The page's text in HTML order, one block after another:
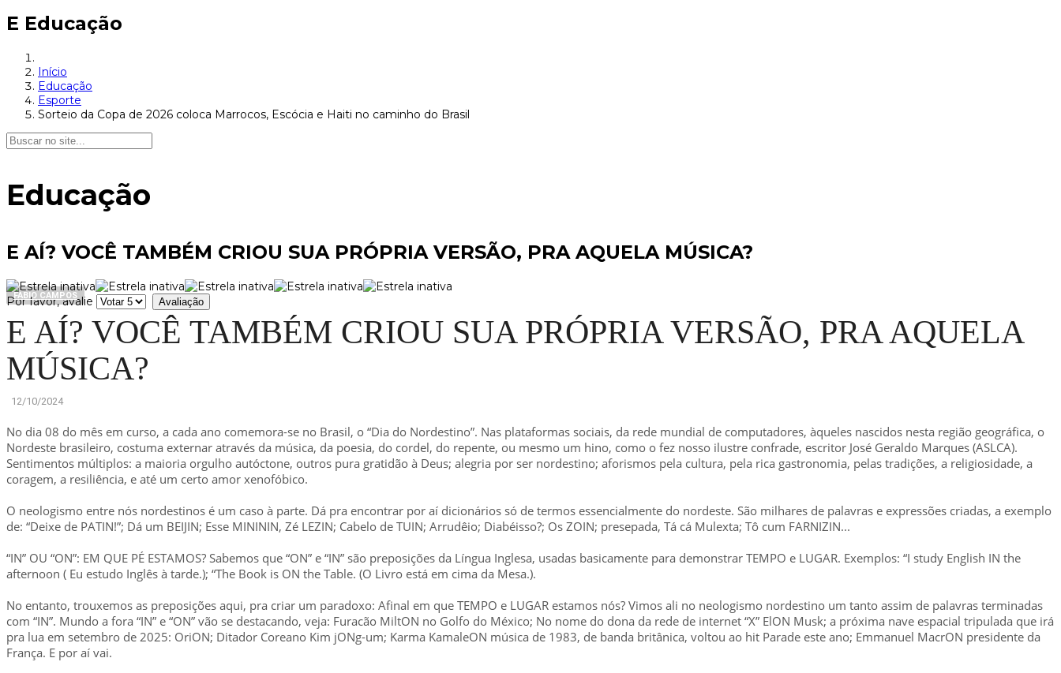
E Educação
Início
Educação
Esporte
Sorteio da Copa de 2026 coloca Marrocos, Escócia e Haiti no caminho do Brasil
Educação
E AÍ? VOCÊ TAMBÉM CRIOU SUA PRÓPRIA VERSÃO, PRA AQUELA MÚSICA?
Por favor, avalie
E AÍ? VOCÊ TAMBÉM CRIOU SUA PRÓPRIA VERSÃO, PRA AQUELA
MÚSICA?
FÁBIO CAMPOS
12/10/2024
No dia 08 do mês em curso, a cada ano comemora-se no Brasil, o “Dia do Nordestino”. Nas plataformas sociais, da rede mundial de computadores, àqueles nascidos nesta região geográfica, o
Nordeste brasileiro, costuma externar através da música, da poesia, do cordel, do repente, ou mesmo um hino, como o fez nosso ilustre confrade, escritor José Geraldo Marques (ASLCA).
Sentimentos múltiplos: a maioria orgulho autóctone, outros pura gratidão à Deus; alegria por ser nordestino; aforismos pela cultura, pela rica gastronomia, pelas tradições, a religiosidade, a
coragem, a resiliência, e até um certo amor xenofóbico.
O neologismo entre nós nordestinos é um caso à parte. Dá pra encontrar por aí dicionários só de termos essencialmente do nordeste. São milhares de palavras e expressões criadas, a exemplo
de: “Deixe de PATIN!”; Dá um BEIJIN; Esse MINININ, Zé LEZIN; Cabelo de TUIN; Arrudêio; Diabéisso?; Os ZOIN; presepada, Tá cá Mulexta; Tô cum FARNIZIN...
“IN” OU “ON”: EM QUE PÉ ESTAMOS? Sabemos que “ON” e “IN” são preposições da Língua Inglesa, usadas basicamente para demonstrar TEMPO e LUGAR. Exemplos: “I study English IN the
afternoon ( Eu estudo Inglês à tarde.); “The Book is ON the Table. (O Livro está em cima da Mesa.).
No entanto, trouxemos as preposições aqui, pra criar um paradoxo: Afinal em que TEMPO e LUGAR estamos nós? Vimos ali no neologismo nordestino um tanto assim de palavras terminadas
com “IN”. Mundo a fora “IN” e “ON” vão se destacando, veja: Furacão MiltON no Golfo do México; No nome do dona da rede de internet “X” ElON Musk; a próxima nave espacial tripulada que irá
pra lua em setembro de 2025: OriON; Ditador Coreano Kim jONg-um; Karma KamaleON música de 1983, de banda britânica, voltou ao hit Parade este ano; Emmanuel MacrON presidente da
França. E por aí vai.